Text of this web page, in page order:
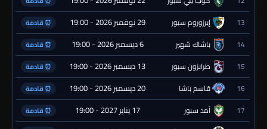
13 إيرزوروم سبور 29 نوفمبر 2026 - 19:00 ⏰ قادمة
14 باشاك شهير 6 ديسمبر 2026 - 19:00 ⏰ قادمة
15 طرابزون سبور 13 ديسمبر 2026 - 19:00 ⏰ قادمة
16 قاسم باشا 20 ديسمبر 2026 - 19:00 ⏰ قادمة
17 آمد سبور 17 يناير 2027 - 19:00 ⏰ قادمة